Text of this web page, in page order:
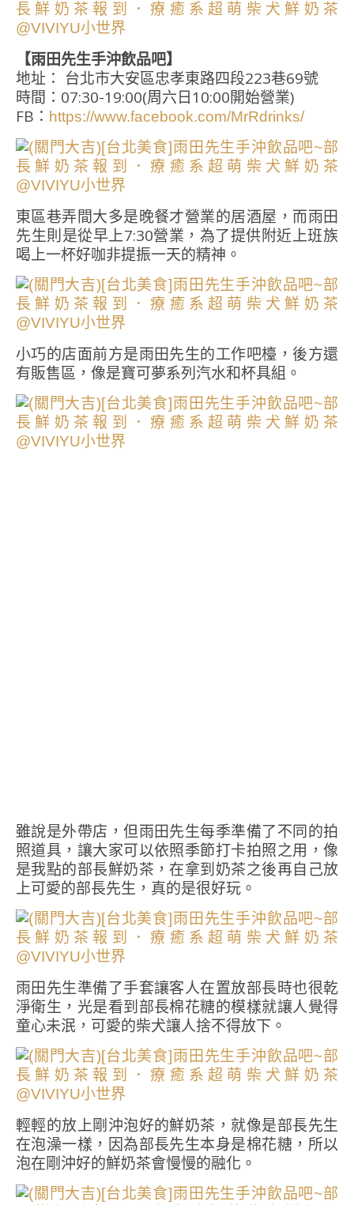
【雨田先生手沖飲品吧】
地址： 台北市大安區忠孝東路四段223巷69號
時間：07:30-19:00(周六日10:00開始營業)
FB： https://www.facebook.com/MrRdrinks/
東區巷弄間大多是晚餐才營業的居酒屋，而雨田
先生則是從早上7:30營業，為了提供附近上班族
喝上一杯好咖非提振一天的精神。
小巧的店面前方是雨田先生的工作吧檯，後方還
有販售區，像是寶可夢系列汽水和杯具組。
雖說是外帶店，但雨田先生每季準備了不同的拍
照道具，讓大家可以依照季節打卡拍照之用，像
是我點的部長鮮奶茶，在拿到奶茶之後再自己放
上可愛的部長先生，真的是很好玩。
雨田先生準備了手套讓客人在置放部長時也很乾
淨衛生，光是看到部長棉花糖的模樣就讓人覺得
童心未泯，可愛的柴犬讓人捨不得放下。
輕輕的放上剛沖泡好的鮮奶茶，就像是部長先生
在泡澡一樣，因為部長先生本身是棉花糖，所以
泡在剛沖好的鮮奶茶會慢慢的融化。